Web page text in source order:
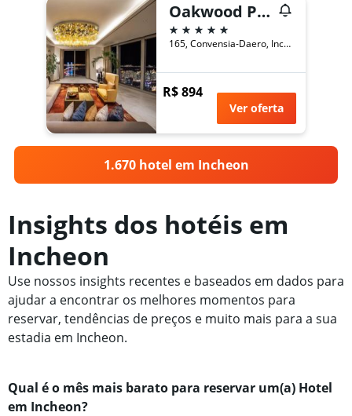
Oakwood Premier Incheon
5 estrelas
165, Convensia-Daero, Incheon, Coreia do Sul
R$ 894
Ver oferta
1.670 hotel em Incheon
Insights dos hotéis em
Incheon
Use nossos insights recentes e baseados em dados para
ajudar a encontrar os melhores momentos para
reservar, tendências de preços e muito mais para a sua
estadia em Incheon.
Qual é o mês mais barato para reservar um(a) Hotel
em Incheon?